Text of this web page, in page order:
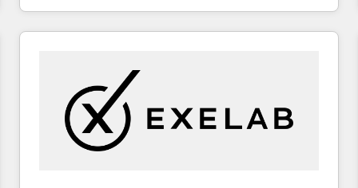
adoption, messy data, and disconnected teams
getting in the way. That’s where we come in. We
design, implement, and optimise HubSpot so it
actually drives revenue, not just reports on it. Our
services include: - Choosing the right HubSpot
package for your business - Full CRM, Marketing, and
Sales Hub implementations - Custom dashboards